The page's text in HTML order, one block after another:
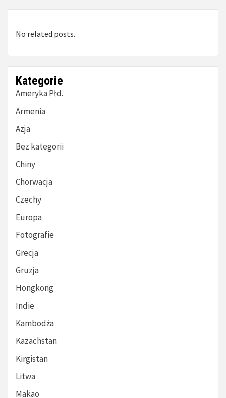
No related posts.
Kategorie
Ameryka Płd.
Armenia
Azja
Bez kategorii
Chiny
Chorwacja
Czechy
Europa
Fotografie
Grecja
Gruzja
Hongkong
Indie
Kambodża
Kazachstan
Kirgistan
Litwa
Makao